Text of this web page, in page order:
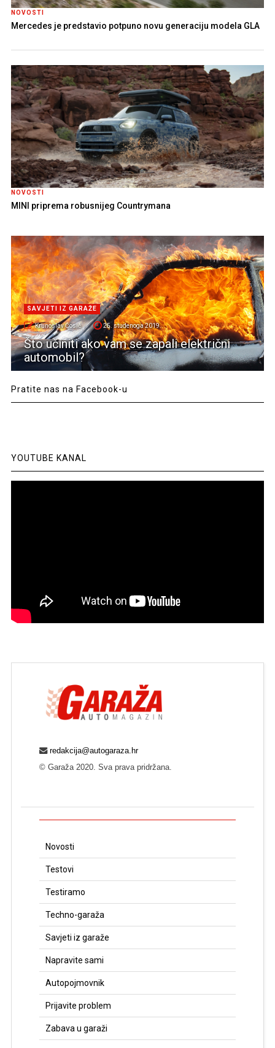
NOVOSTI
Mercedes je predstavio potpuno novu generaciju modela GLA
NOVOSTI
MINI priprema robusnijeg Countrymana
SAVJETI IZ GARAŽE
Krunoslav Ćosić 25. studenoga 2019.
Što učiniti ako vam se zapali električni
automobil?
Pratite nas na Facebook-u
YOUTUBE KANAL
redakcija@autogaraza.hr
© Garaža 2020. Sva prava pridržana.
Novosti
Testovi
Testiramo
Techno-garaža
Savjeti iz garaže
Napravite sami
Autopojmovnik
Prijavite problem
Zabava u garaži